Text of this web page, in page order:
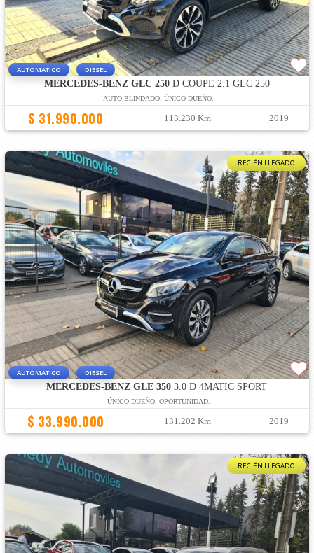
AUTOMATICO DIESEL
MERCEDES-BENZ GLC 250D COUPE 2.1 GLC 250
AUTO BLINDADO. ÚNICO DUEÑO.
$ 31.990.000 113.230 Km 2019
RECIÉN LLEGADO
AUTOMATICO DIESEL
MERCEDES-BENZ GLE 350 3.0 D 4MATIC SPORT
ÚNICO DUEÑO. OPORTUNIDAD.
$ 33.990.000 131.202 Km 2019
RECIÉN LLEGADO